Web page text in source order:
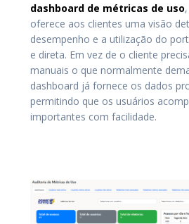
dashboard de métricas de uso
oferece aos clientes uma visão
desempenho e a utilização do
e direta. Em vez de o cliente
manuais o que normalmente
dashboard já fornece os dados
permitindo que os usuários
importantes com facilidade.